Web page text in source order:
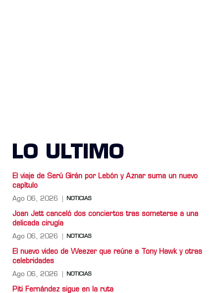
LO ULTIMO
El viaje de Serú Girán por Lebón y Aznar suma un nuevo
capítulo
Ago 06, 2026 NOTICIAS
Joan Jett canceló dos conciertos tras someterse a una
delicada cirugía
Ago 06, 2026 NOTICIAS
El nuevo video de Weezer que reúne a Tony Hawk y otras
celebridades
Ago 06, 2026 NOTICIAS
Piti Fernández sigue en la ruta